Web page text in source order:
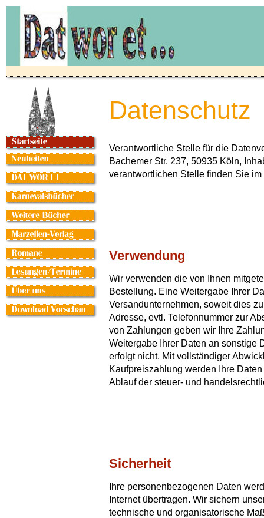
Datenschutz
Verantwortliche Stelle für die
Bachemer Str. 237, 50935 Köln,
verantwortlichen Stelle finden Sie im
Verwendung
Wir verwenden die von Ihnen
Bestellung. Eine Weitergabe Ihrer
Versandunternehmen, soweit dies
Adresse, evtl. Telefonnummer zur
von Zahlungen geben wir Ihre
Weitergabe Ihrer Daten an sonstige
erfolgt nicht. Mit vollständiger
Kaufpreiszahlung werden Ihre
Ablauf der steuer- und
Sicherheit
Ihre personenbezogenen Daten
Internet übertragen. Wir sichern
technische und organisatorische